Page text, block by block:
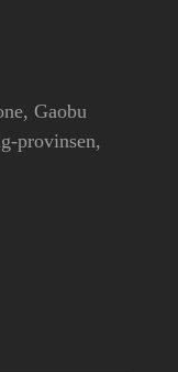
Gaobu
provinsen,